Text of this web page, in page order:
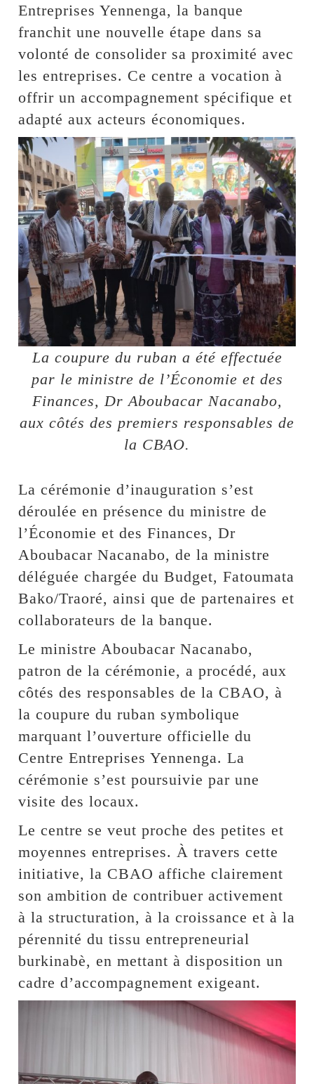
Entreprises Yennenga, la banque
franchit une nouvelle étape dans sa
volonté de consolider sa proximité avec
les entreprises. Ce centre a vocation à
offrir un accompagnement spécifique et
adapté aux acteurs économiques.
La coupure du ruban a été effectuée
par le ministre de l’Économie et des
Finances, Dr Aboubacar Nacanabo,
aux côtés des premiers responsables de
la CBAO.
La cérémonie d’inauguration s’est
déroulée en présence du ministre de
l’Économie et des Finances, Dr
Aboubacar Nacanabo, de la ministre
déléguée chargée du Budget, Fatoumata
Bako/Traoré, ainsi que de partenaires et
collaborateurs de la banque.
Le ministre Aboubacar Nacanabo,
patron de la cérémonie, a procédé, aux
côtés des responsables de la CBAO, à
la coupure du ruban symbolique
marquant l’ouverture officielle du
Centre Entreprises Yennenga. La
cérémonie s’est poursuivie par une
visite des locaux.
Le centre se veut proche des petites et
moyennes entreprises. À travers cette
initiative, la CBAO affiche clairement
son ambition de contribuer activement
à la structuration, à la croissance et à la
pérennité du tissu entrepreneurial
burkinabè, en mettant à disposition un
cadre d’accompagnement exigeant.